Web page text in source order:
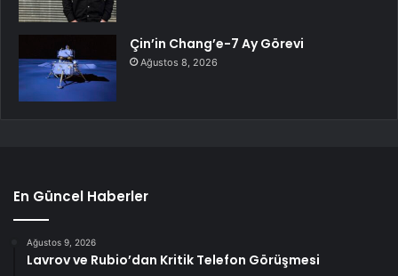
Çin’in Chang’e-7 Ay Görevi
Ağustos 8, 2026
En Güncel Haberler
Ağustos 9, 2026
Lavrov ve Rubio’dan Kritik Telefon Görüşmesi